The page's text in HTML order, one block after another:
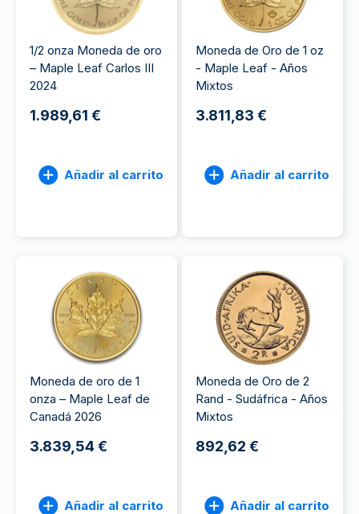
1/2 onza Moneda de oro
– Maple Leaf Carlos III
2024
1.989,61 €
Añadir al carrito
Moneda de Oro de 1 oz
- Maple Leaf - Años
Mixtos
3.811,83 €
Añadir al carrito
Moneda de oro de 1
onza – Maple Leaf de
Canadá 2026
3.839,54 €
Añadir al carrito
Moneda de Oro de 2
Rand - Sudáfrica - Años
Mixtos
892,62 €
Añadir al carrito